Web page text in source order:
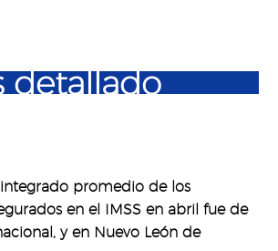
detallado
promedio de los
en el IMSS en abril fue de
y en Nuevo León de